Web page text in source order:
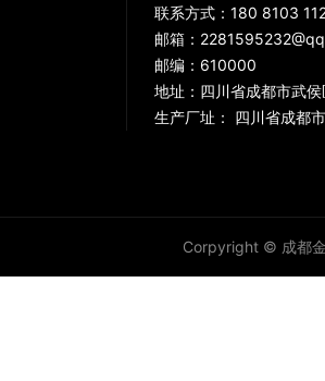
联系方式：180 8103
邮箱：
邮编：610000
地址：四川省成都市武
生产厂址： 四川省成都
Corpyright © 成都